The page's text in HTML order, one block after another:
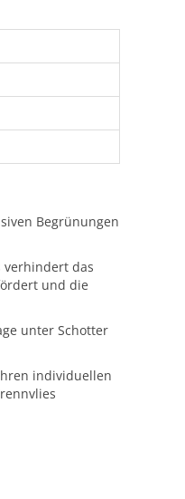
Begrünungen
verhindert das
und die
unter Schotter
individuellen